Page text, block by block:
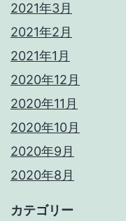
2021年3月
2021年2月
2021年1月
2020年12月
2020年11月
2020年10月
2020年9月
2020年8月
カテゴリー